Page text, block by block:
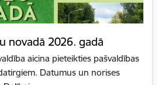
novadā 2026. gadā
aicina pieteikties pašvaldības
Datumus un norises